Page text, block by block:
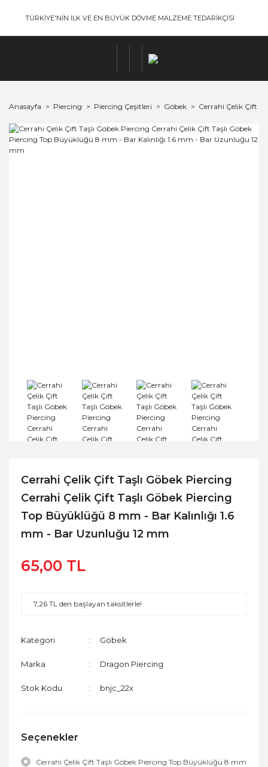
TÜRKİYE'NİN İLK VE EN BÜYÜK DÖVME MALZEME TEDARİKÇİSİ
Anasayfa Piercing Piercing Çeşitleri Göbek Cerrahi Çelik Çift
Cerrahi Çelik Çift Taşlı Göbek Piercing
Cerrahi Çelik Çift Taşlı Göbek Piercing
Top Büyüklüğü 8 mm - Bar Kalınlığı 1.6
mm - Bar Uzunluğu 12 mm
65,00 TL
7,26 TL den başlayan taksitlerle!
Kategori Göbek
Marka Dragon Piercing
Stok Kodu bnjc_22x
Seçenekler
Cerrahi Çelik Çift Taşlı Göbek Piercing Top Büyüklüğü 8 mm